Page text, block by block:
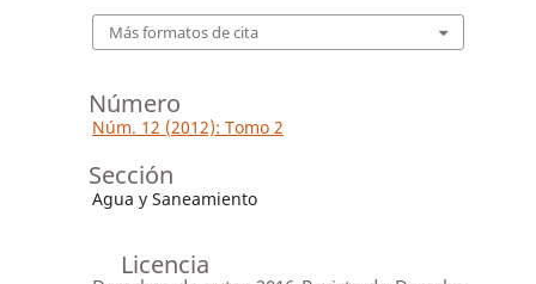
Más formatos de cita
Número
Núm. 12 (2012): Tomo 2
Sección
Agua y Saneamiento
Licencia